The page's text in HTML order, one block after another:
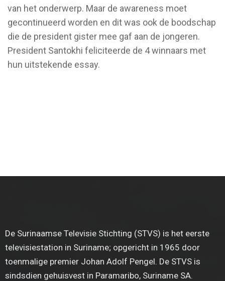
van het onderwerp. Maar de awareness moet
gecontinueerd worden en dit was ook de boodschap
die de president gister mee gaf aan de jongeren.
President Santokhi feliciteerde de 4 winnaars met
hun uitstekende essay.
De Surinaamse Televisie Stichting (STVS) is het eerste
televisiestation in Suriname; opgericht in 1965 door
toenmalige premier Johan Adolf Pengel. De STVS is
sindsdien gehuisvest in Paramaribo, Suriname SA.